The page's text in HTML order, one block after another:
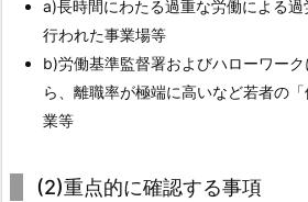
キ
ャ
ン
ペ
ー
と
a)長時間にわたる過重な労働による
行われた事業場等
b)労働基準監督署およびハローワー
ら、離職率が極端に高いなど若者の
業等
(2)重点的に確認する事項